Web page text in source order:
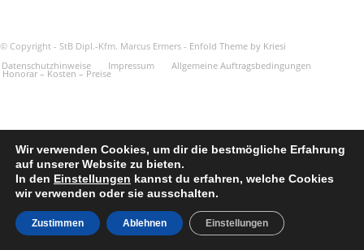
© Copyright - StB Dipl.-Kfm. Marcus Ermers - Enfold Theme by Kriesi
Datenschutzhinweise
Impressum Allgemeine Auftragsbedingungen
Honorar – Kosten – Preise
Wir verwenden Cookies, um dir die bestmögliche Erfahrung
auf unserer Website zu bieten.
In den Einstellungen kannst du erfahren, welche Cookies
wir verwenden oder sie ausschalten.
Zustimmen Ablehnen Einstellungen